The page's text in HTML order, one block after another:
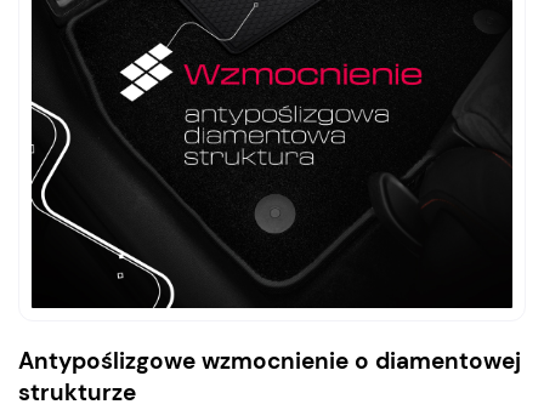
Antypoślizgowe wzmocnienie o diamentowej
strukturze